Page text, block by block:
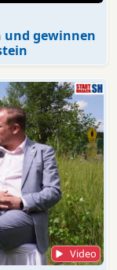
und gewinnen
Video